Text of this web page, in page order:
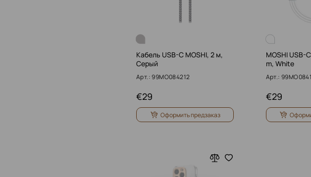
Кабель USB-C MOSHI, 2 м,
Серый
Арт.: 99MO084212
29
€
Оформить предзаказ
MOSHI USB-
m, White
Арт.:
29
€